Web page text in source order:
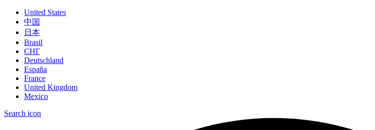
United States
中国
日本
Brasil
СНГ
Deutschland
España
France
United Kingdom
Mexico
Search icon